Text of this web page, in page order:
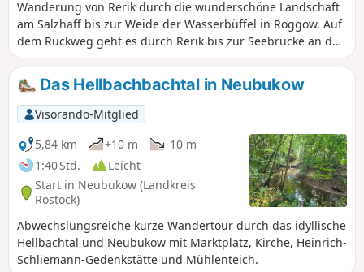
Wanderung von Rerik durch die wunderschöne Landschaft
am Salzhaff bis zur Weide der Wasserbüffel in Roggow. Auf
dem Rückweg geht es durch Rerik bis zur Seebrücke an der
Ostsee und über die Kirche zurück zum Parkplatz.
Das Hellbachbachtal in Neubukow
Visorando-Mitglied
5,84 km
+10 m
-10 m
1:40 Std.
Leicht
Start in Neubukow (Landkreis
Rostock)
Abwechslungsreiche kurze Wandertour durch das idyllische
Hellbachtal und Neubukow mit Marktplatz, Kirche, Heinrich-
Schliemann-Gedenkstätte und Mühlenteich.